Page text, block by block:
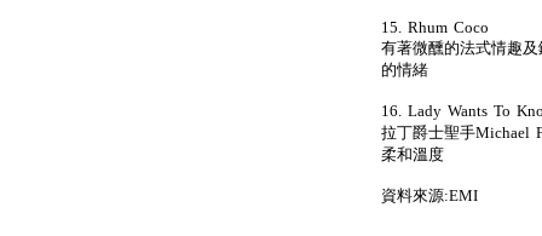
15. Rhum Coco
有著微醺的法式情趣
的情緒
16. Lady Wants To
拉丁爵士聖手Michael
柔和溫度
資料來源:EMI